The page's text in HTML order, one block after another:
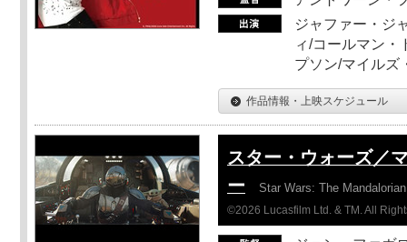
ジャファー・ジ
ィ/コールマン・
プソン/マイルズ
作品情報・上映スケジュール
スター・ウォーズ／
ー
Star Wars: The
©2026 Lucasfilm Ltd. & TM. All